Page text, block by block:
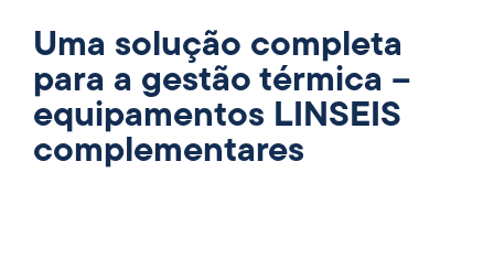
Uma solução completa
para a gestão térmica –
equipamentos LINSEIS
complementares